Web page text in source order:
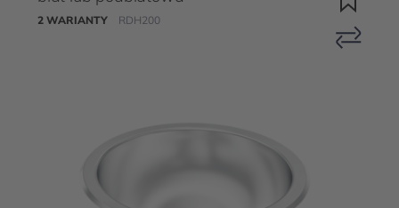
2 WARIANTY RDH200